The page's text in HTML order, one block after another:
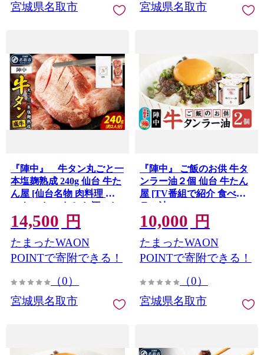
宮城県名取市
宮城県名取市
『陣中』 牛タン丸ごと一
本塩麹熟成 240g 仙台 牛た
ん屋 [仙台名物 肉料理 デ
ィナー おつまみ お酒のお
供 豪華 ごちそう 牛肉 焼
肉]
14,500 円
たまったWAON
POINTで寄附できる！
（0）
宮城県名取市
『陣中』 ご飯のお供 牛タ
ンラー油２個 仙台 牛たん
屋 [TV番組で紹介 食べる
ラー油]
10,000 円
たまったWAON
POINTで寄附できる！
（0）
宮城県名取市